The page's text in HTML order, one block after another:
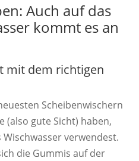
Auch auf das
kommt es an
mit dem richtigen
Scheibenwischern
(also gute Sicht) haben,
verwendest.
die Gummis auf der